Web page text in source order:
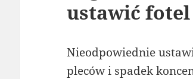
ustawić
Nieodpowiednie
pleców i spadek